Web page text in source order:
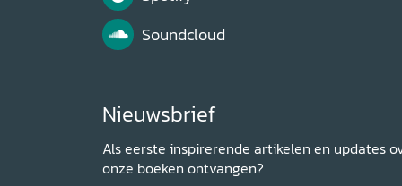
Soundcloud
Nieuwsbrief
Als eerste inspirerende artikelen en updates
onze boeken ontvangen?